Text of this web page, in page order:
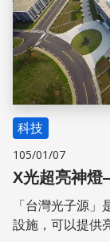
科技
105/01/07
X光超亮神
「台灣光子源
設施，可以提供